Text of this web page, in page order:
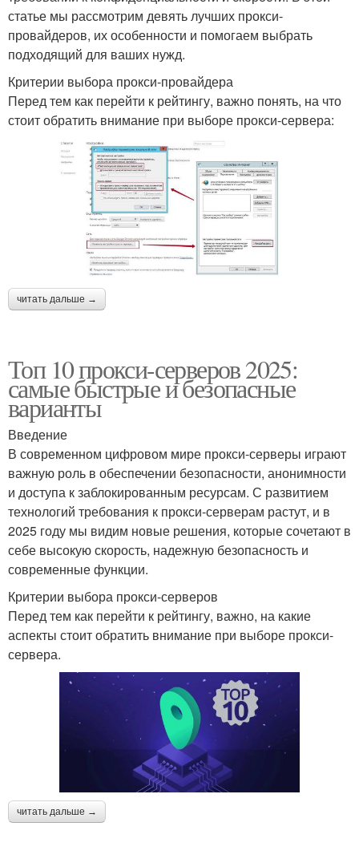
статье мы рассмотрим девять лучших прокси-
провайдеров, их особенности и помогаем выбрать
подходящий для ваших нужд.
Критерии выбора прокси-провайдера
Перед тем как перейти к рейтингу, важно понять, на что
стоит обратить внимание при выборе прокси-сервера:
читать дальше →
Топ 10 прокси-серверов 2025:
самые быстрые и безопасные
варианты
Введение
В современном цифровом мире прокси-серверы играют
важную роль в обеспечении безопасности, анонимности
и доступа к заблокированным ресурсам. С развитием
технологий требования к прокси-серверам растут, и в
2025 году мы видим новые решения, которые сочетают в
себе высокую скорость, надежную безопасность и
современные функции.
Критерии выбора прокси-серверов
Перед тем как перейти к рейтингу, важно, на какие
аспекты стоит обратить внимание при выборе прокси-
сервера.
читать дальше →